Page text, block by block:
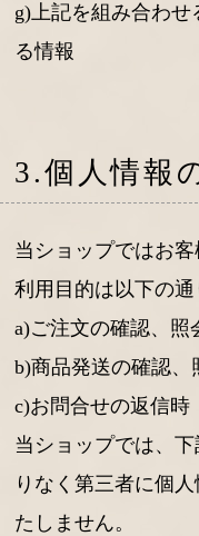
g)上記を組み合わせ
る情報
3.個人情報
当ショップではお
利用目的は以下の通
a)ご注文の確認、照
b)商品発送の確認、
c)お問合せの返信時
当ショップでは、
りなく第三者に個
たしません。